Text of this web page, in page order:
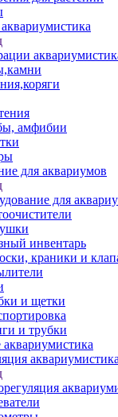
амфибии
для аквариумов
для
инвентарь
краники и
и щетки
и трубки
аквариумистика